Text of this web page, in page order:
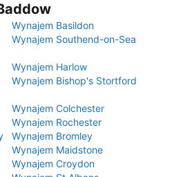
Wynajem Basildon
Wynajem Southend-on-Sea
Wynajem Harlow
Wynajem Bishop's Stortford
Wynajem Colchester
Wynajem Rochester
Wynajem Bromley
Wynajem Maidstone
Wynajem Croydon